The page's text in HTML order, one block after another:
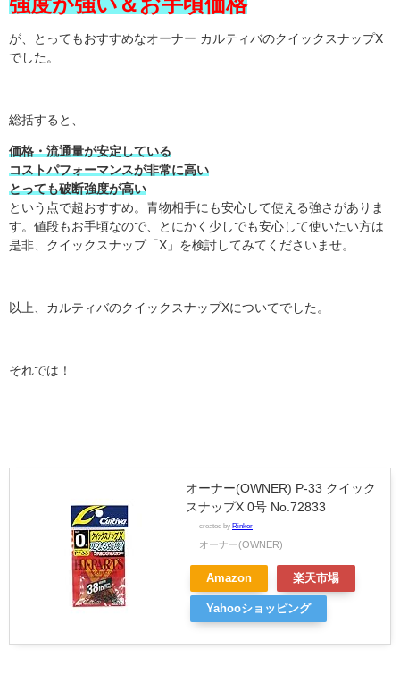
が、とってもおすすめなオーナー カルティバのクイックスナップX
でした。
総括すると、
価格・流通量が安定している
コストパフォーマンスが非常に高い
とっても破断強度が高い
という点で超おすすめ。青物相手にも安心して使える強さがありま
す。値段もお手頃なので、とにかく少しでも安心して使いたい方は
是非、クイックスナップ「X」を検討してみてくださいませ。
以上、カルティバのクイックスナップXについてでした。
それでは！
オーナー(OWNER) P-33 クイック
スナップX 0号 No.72833
created by Rinker
オーナー(OWNER)
Amazon 楽天市場
Yahooショッピング